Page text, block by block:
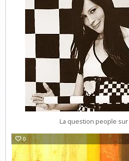
La question people
0